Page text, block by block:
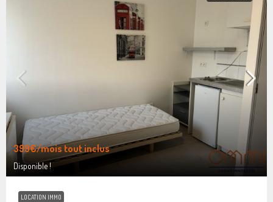
399€/mois tout inclus
Disponible !
LOCATION IMMO